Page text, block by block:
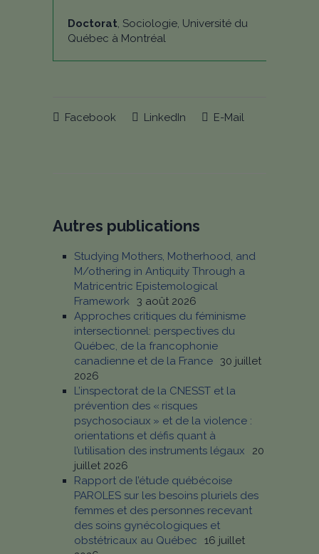
Doctorat, Sociologie, Université du
Québec à Montréal
Facebook LinkedIn E-Mail
Autres publications
Studying Mothers, Motherhood, and
M/othering in Antiquity Through a
Matricentric Epistemological
Framework
3 août 2026
Approches critiques du féminisme
intersectionnel: perspectives du
Québec, de la francophonie
canadienne et de la France
30 juillet
2026
L’inspectorat de la CNESST et la
prévention des « risques
psychosociaux » et de la violence :
orientations et défis quant à
l’utilisation des instruments légaux
20
juillet 2026
Rapport de l’étude québécoise
PAROLES sur les besoins pluriels des
femmes et des personnes recevant
des soins gynécologiques et
obstétricaux au Québec
16 juillet